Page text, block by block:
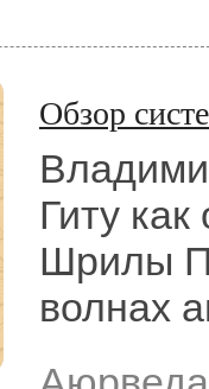
Обзор
Гиту
Шрилы
волнах